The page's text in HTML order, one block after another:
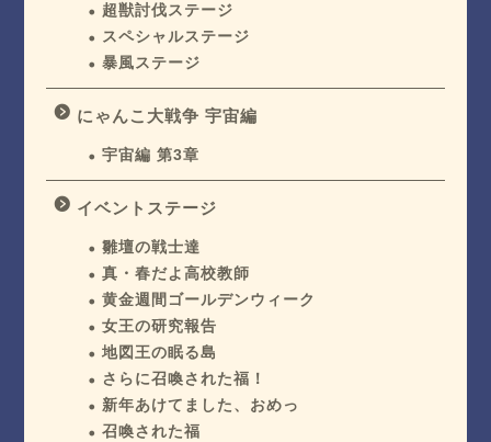
超獣討伐ステージ
スペシャルステージ
暴風ステージ
にゃんこ大戦争 宇宙編
宇宙編 第3章
イベントステージ
雛壇の戦士達
真・春だよ高校教師
黄金週間ゴールデンウィーク
女王の研究報告
地図王の眠る島
さらに召喚された福！
新年あけてました、おめっ
召喚された福